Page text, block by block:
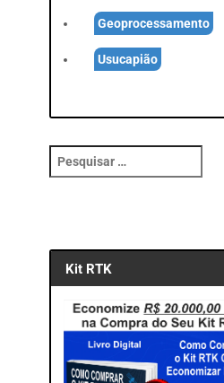
Geoprocessamento
Usucapião
e
i
Kit RTK